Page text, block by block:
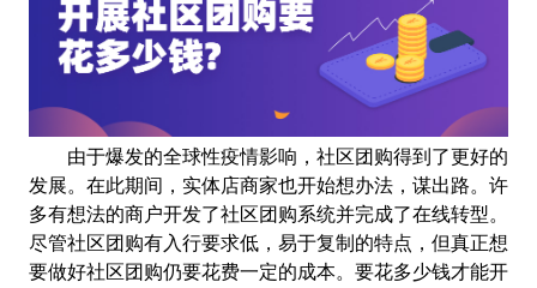
由于爆发的全球性疫情影响 ，社区团购得到了更好的
发展。在此期间， 实体店商家也开始想办法，谋出路。许
多有想法的商户开发了社区团购系统并完成了在线转型。
尽管社区团购有入行要求低，易于复制的特点，但真正想
要做好社区团购仍要花费一定的成本。要花多少钱才能开